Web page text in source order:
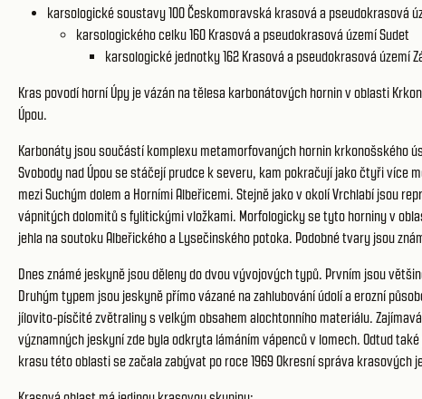
karsologické soustavy 100Českomoravská krasová a pseudokrasová
karsologického celku 160 Krasová a pseudokrasová území Sudet
karsologické jednotky 162 Krasová a pseudokrasová území
Kras povodí horní Úpy je vázán na tělesa karbonátových hornin v oblasti
Úpou.
Karbonáty jsou součástí komplexu metamorfovaných hornin krkonošského
Svobody nad Úpou se stáčejí prudce k severu, kam pokračují jako čtyři více
mezi Suchým dolem a Horními Albeřicemi. Stejně jako v okolí Vrchlabí jsou
vápnitých dolomitů s fylitickými vložkami. Morfologicky se tyto horniny v
jehla na soutoku Albeřického a Lysečinského potoka. Podobné tvary jsou
Dnes známé jeskyně jsou děleny do dvou vývojových typů. Prvním jsou
Druhým typem jsou jeskyně přímo vázané na zahlubování údolí a erozní
jílovito-písčité zvětraliny s velkým obsahem alochtonního materiálu.
významných jeskyní zde byla odkryta lámáním vápenců v lomech. Odtud
krasu této oblasti se začala zabývat po roce 1969 Okresní správa krasových